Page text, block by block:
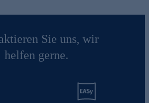
Sie uns, wir
helfen gerne.